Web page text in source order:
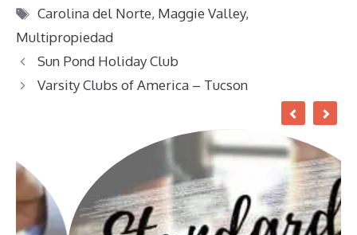
Etiquetas
Carolina del Norte, Maggie Valley,
Multipropiedad
Sun Pond Holiday Club
Varsity Clubs of America – Tucson